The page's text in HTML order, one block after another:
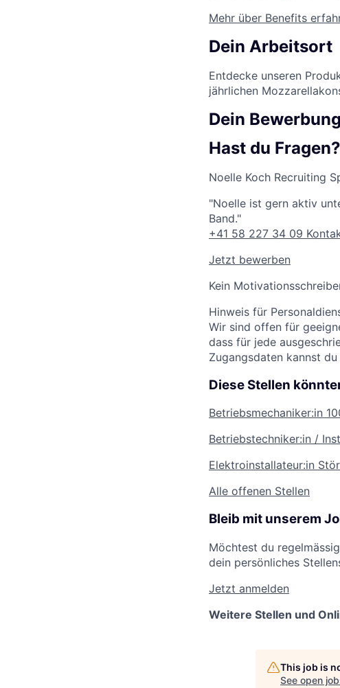
Mehr über Benefits
Dein Arbeitsort
Entdecke unseren
jährlichen
Dein
Hast du Fragen?
Noelle Koch Recruiting
"Noelle ist gern aktiv
Band."
+41 58 227 34 09
Jetzt bewerben
Kein
Hinweis für
Wir sind offen für
dass für jede
Zugangsdaten kannst du
Diese Stellen
Betriebsmechaniker:in
Betriebstechniker:in /
Elektroinstallateur:in
Alle offenen Stellen
Bleib mit unserem
Möchtest du
dein persönliches
Jetzt anmelden
Weitere Stellen und
This job is
See open